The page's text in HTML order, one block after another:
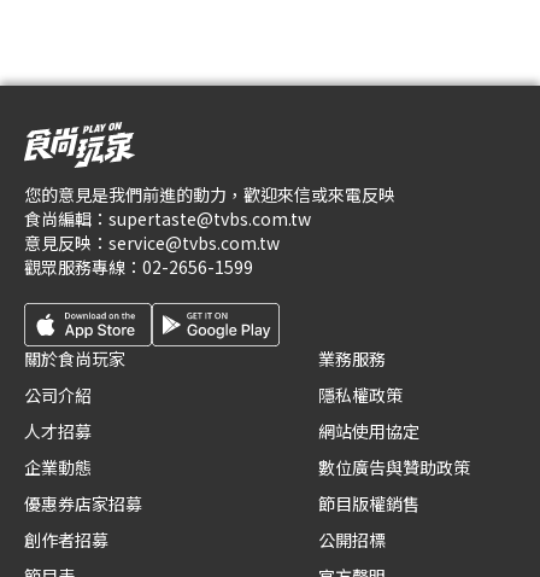
您的意見是我們前進的動力，歡迎來信或來電反映
食尚編輯： supertaste@tvbs.com.tw
意見反映： service@tvbs.com.tw
觀眾服務專線： 02-2656-1599
關於食尚玩家
公司介紹
人才招募
企業動態
優惠券店家招募
創作者招募
業務服務
隱私權政策
網站使用協定
數位廣告與贊助政策
節目版權銷售
公開招標